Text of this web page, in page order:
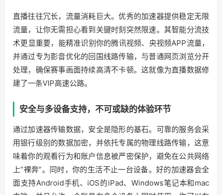
直播往往冗长，流量消耗巨大。优秀的加速器提供稳定无限
流量，让你无需担心看到关键时刻突然限速。其智能分流技
术更显重要，能精准识别你的腾讯视频、央视频APP流量，
并通过专为影音优化的回国线路传输，与普通网页浏览分开
处理，确保赛事画面持续高清不卡顿。这就像为直播数据修
建了一条VIP高速公路。
安全与多设备支持，不可或缺的体验环节
通过加速器传输数据，安全是隐形的基石。可靠的服务会采
用银行级别的数据加密，并依托专属的物理线路传输，这意
味着你的观看行为和账户信息被严密保护，避免在公共网络
上“裸奔”。同时，你的生活不止一台设备。好的加速器会全
面支持Android手机、iOS的iPad、Windows笔记本和mac